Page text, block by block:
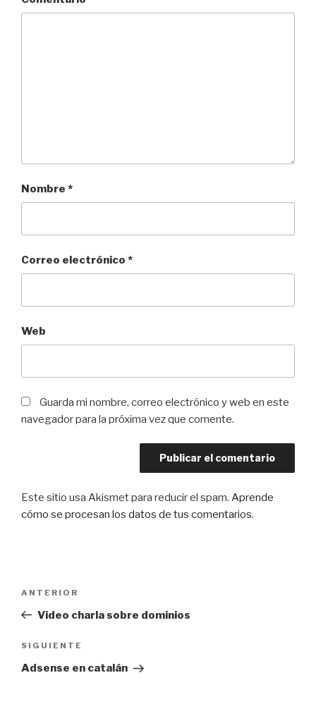
Nombre *
Correo electrónico *
Web
Guarda mi nombre, correo electrónico y web en este
navegador para la próxima vez que comente.
Este sitio usa Akismet para reducir el spam. Aprende
cómo se procesan los datos de tus comentarios.
entradas
Entrada
anterior:
ANTERIOR
Video charla sobre dominios
Siguiente
entrada
SIGUIENTE
Adsense en catalán